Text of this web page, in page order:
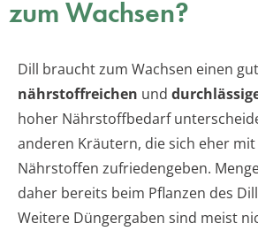
zum Wachsen?
Dill braucht zum Wachsen einen gut
nährstoffreichen und
hoher Nährstoffbedarf
anderen Kräutern, die sich eher
Nährstoffen zufriedengeben.
daher bereits beim Pflanzen des
Weitere Düngergaben sind meist